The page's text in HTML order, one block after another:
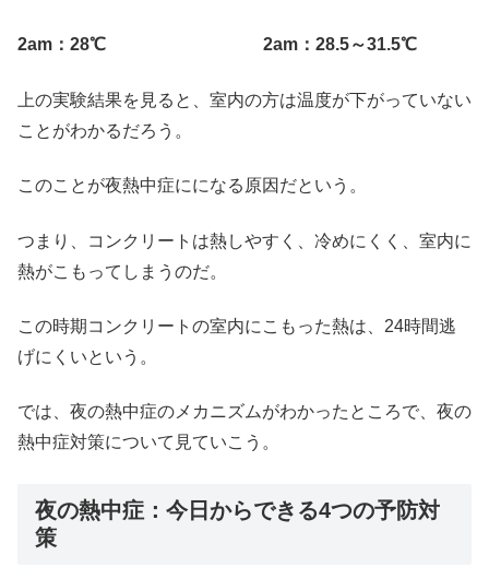
2am：28℃ 2am：28.5～31.5℃
上の実験結果を見ると、室内の方は温度が下がっていない
ことがわかるだろう。
このことが夜熱中症にになる原因だという。
つまり、コンクリートは熱しやすく、冷めにくく、室内に
熱がこもってしまうのだ。
この時期コンクリートの室内にこもった熱は、24時間逃
げにくいという。
では、夜の熱中症のメカニズムがわかったところで、夜の
熱中症対策について見ていこう。
夜の熱中症：今日からできる4つの予防対
策